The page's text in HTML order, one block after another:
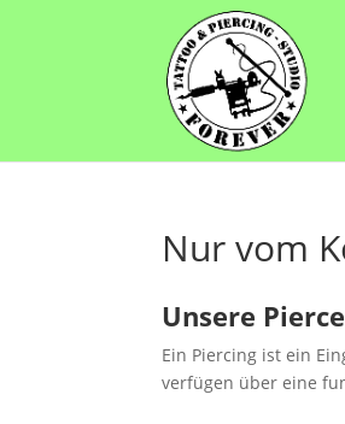
Nur vom
Unsere
Ein Piercing ist ein
verfügen über eine